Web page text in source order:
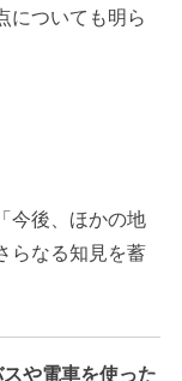
についても明ら
今後、ほかの地
らなる知見を蓄
や電車を使った